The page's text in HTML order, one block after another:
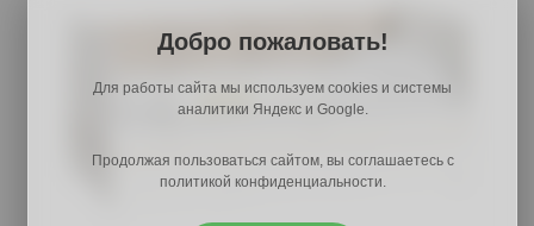
Добро пожаловать!
Для работы сайта мы используем cookies и системы
аналитики Яндекс и Google.
Продолжая пользоваться сайтом, вы соглашаетесь с
политикой конфиденциальности.